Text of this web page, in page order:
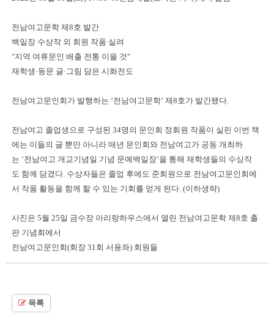
전남여고문학 제8호 발간
백일장 수상작 외 회원 작품 실려
"지역 여류문인 배출 전통 이을 것"
재학생·동문 글·그림 담은 시화전도
전남여고문인회가 발행하는 ‘전남여고문학’ 제8호가 발간됐다.
전남여고 졸업생으로 구성된 34명의 문인회 정회원 작품이 실린 이번 책
에는 이들의 글 뿐만 아니라 매년 문인회와 전남여고가 공동 개최하
는 ‘전남여고 개교기념일 기념 문예백일장’을 통해 재학생들의 수상작
도 함께 담겼다. 수상자들은 졸업 후에도 준회원으로 전남여고문인회에
서 작품 활동을 함께 할 수 있는 기회를 얻게 된다. (이하생략)
사진은 5월 25일 금수장 아리랑하우스에서 열린 전남여고문학 제8호 출
판 기념회에서
전남여고문인회(회장 31회 서용좌) 회원들
목록